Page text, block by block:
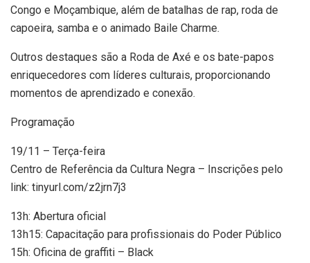
Congo e Moçambique, além de batalhas de rap, roda de
capoeira, samba e o animado Baile Charme.
Outros destaques são a Roda de Axé e os bate-papos
enriquecedores com líderes culturais, proporcionando
momentos de aprendizado e conexão.
Programação
19/11 – Terça-feira
Centro de Referência da Cultura Negra – Inscrições pelo
link: tinyurl.com/z2jrn7j3
13h: Abertura oficial
13h15: Capacitação para profissionais do Poder Público
15h: Oficina de graffiti – Black